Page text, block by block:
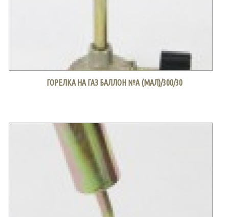
ГОРЕЛКА НА ГАЗ БАЛЛОН №А (МАЛ)/300/30